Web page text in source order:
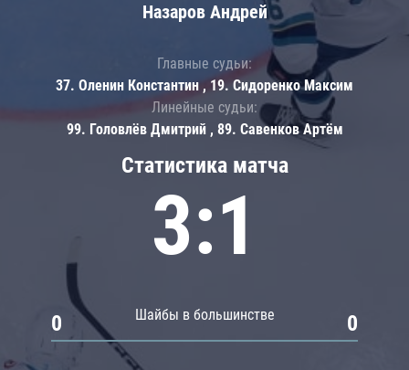
Статистика матча
3:1
Шайбы в большинстве
0 0
Назаров Андрей
Главные судьи:
37. Оленин Константин , 19. Сидоренко Максим
Линейные судьи:
99. Головлёв Дмитрий , 89. Савенков Артём